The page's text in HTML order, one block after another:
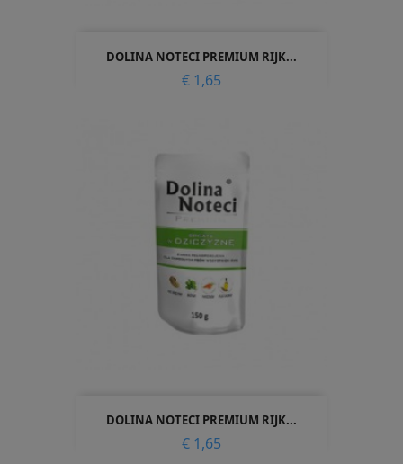
DOLINA NOTECI PREMIUM RIJK...
Prijs
€ 1,65
DOLINA NOTECI PREMIUM RIJK...
Prijs
€ 1,65